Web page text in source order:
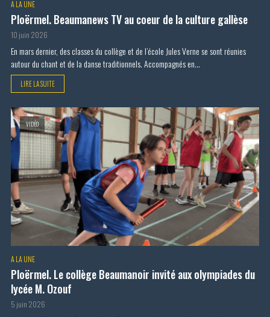
A LA UNE
Ploërmel. Beaumanews TV au coeur de la culture gallèse
10 juin 2026
En mars dernier, des classes du collège et de l’école Jules Verne se sont réunies
autour du chant et de la danse traditionnels. Accompagnés en...
LIRE LA SUITE
VIDÉO
A LA UNE
Ploërmel. Le collège Beaumanoir invité aux olympiades du
lycée M. Ozouf
5 juin 2026